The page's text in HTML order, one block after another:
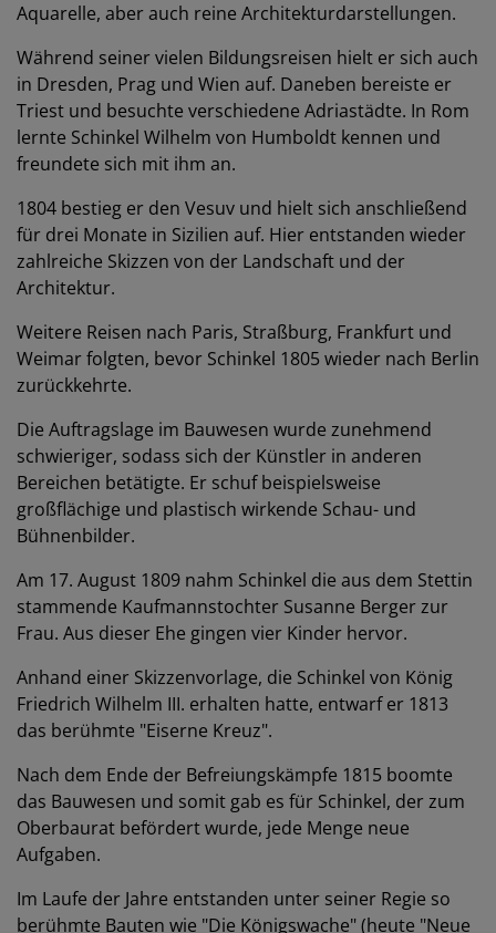
Aquarelle, aber auch reine Architekturdarstellungen.
Während seiner vielen Bildungsreisen hielt er sich auch
in Dresden, Prag und Wien auf. Daneben bereiste er
Triest und besuchte verschiedene Adriastädte. In Rom
lernte Schinkel Wilhelm von Humboldt kennen und
freundete sich mit ihm an.
1804 bestieg er den Vesuv und hielt sich anschließend
für drei Monate in Sizilien auf. Hier entstanden wieder
zahlreiche Skizzen von der Landschaft und der
Architektur.
Weitere Reisen nach Paris, Straßburg, Frankfurt und
Weimar folgten, bevor Schinkel 1805 wieder nach Berlin
zurückkehrte.
Die Auftragslage im Bauwesen wurde zunehmend
schwieriger, sodass sich der Künstler in anderen
Bereichen betätigte. Er schuf beispielsweise
großflächige und plastisch wirkende Schau- und
Bühnenbilder.
Am 17. August 1809 nahm Schinkel die aus dem Stettin
stammende Kaufmannstochter Susanne Berger zur
Frau. Aus dieser Ehe gingen vier Kinder hervor.
Anhand einer Skizzenvorlage, die Schinkel von König
Friedrich Wilhelm III. erhalten hatte, entwarf er 1813
das berühmte "Eiserne Kreuz".
Nach dem Ende der Befreiungskämpfe 1815 boomte
das Bauwesen und somit gab es für Schinkel, der zum
Oberbaurat befördert wurde, jede Menge neue
Aufgaben.
Im Laufe der Jahre entstanden unter seiner Regie so
berühmte Bauten wie "Die Königswache" (heute "Neue